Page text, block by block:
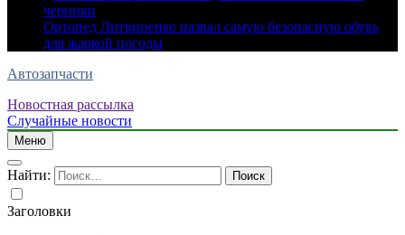
черники
Ортопед Литвиненко назвал самую безопасную обувь
для жаркой погоды
Автозапчасти
Новостная рассылка
Случайные новости
Меню
Найти:
Заголовки